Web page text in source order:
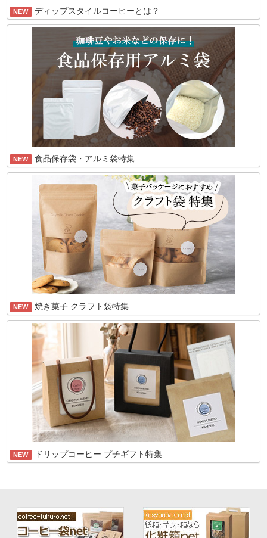
NEW ディップスタイルコーヒーとは？
NEW 食品保存袋・アルミ袋特集
NEW 焼き菓子 クラフト袋特集
NEW ドリップコーヒー プチギフト特集